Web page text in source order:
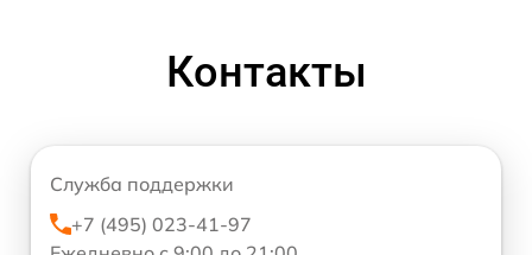
Контакты
Служба поддержки
+7 (495) 023-41-97